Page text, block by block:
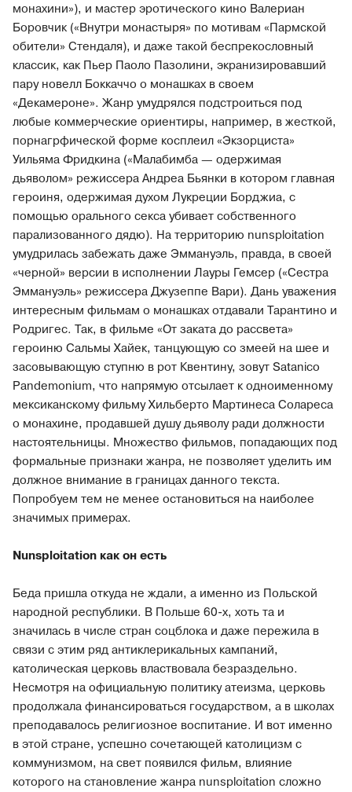
монахини»), и мастер эротического кино Валериан
Боровчик («Внутри монастыря» по мотивам «Пармской
обители» Стендаля), и даже такой беспрекословный
классик, как Пьер Паоло Пазолини, экранизировавший
пару новелл Боккаччо о монашках в своем
«Декамероне». Жанр умудрялся подстроиться под
любые коммерческие ориентиры, например, в жесткой,
порнагрфической форме косплеил «Экзорциста»
Уильяма Фридкина («Малабимба — одержимая
дьяволом» режиссера Андреа Бьянки в котором главная
героиня, одержимая духом Лукреции Борджиа, с
помощью орального секса убивает собственного
парализованного дядю). На территорию nunsploitation
умудрилась забежать даже Эммануэль, правда, в своей
«черной» версии в исполнении Лауры Гемсер («Сестра
Эммануэль» режиссера Джузеппе Вари). Дань уважения
интересным фильмам о монашках отдавали Тарантино и
Родригес. Так, в фильме «От заката до рассвета»
героиню Сальмы Хайек, танцующую со змеей на шее и
засовывающую ступню в рот Квентину, зовут Satanico
Pandemonium, что напрямую отсылает к одноименному
мексиканскому фильму Хильберто Мартинеса Солареса
о монахине, продавшей душу дьяволу ради должности
настоятельницы. Множество фильмов, попадающих под
формальные признаки жанра, не позволяет уделить им
должное внимание в границах данного текста.
Попробуем тем не менее остановиться на наиболее
значимых примерах.
Nunsploitation как он есть
Беда пришла откуда не ждали, а именно из Польской
народной республики. В Польше 60-х, хоть та и
значилась в числе стран соцблока и даже пережила в
связи с этим ряд антиклерикальных кампаний,
католическая церковь властвовала безраздельно.
Несмотря на официальную политику атеизма, церковь
продолжала финансироваться государством, а в школах
преподавалось религиозное воспитание. И вот именно
в этой стране, успешно сочетающей католицизм с
коммунизмом, на свет появился фильм, влияние
которого на становление жанра nunsploitation сложно